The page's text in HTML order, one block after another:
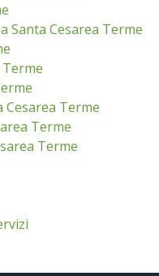
Santa Cesarea Terme
Terme
Terme
Terme